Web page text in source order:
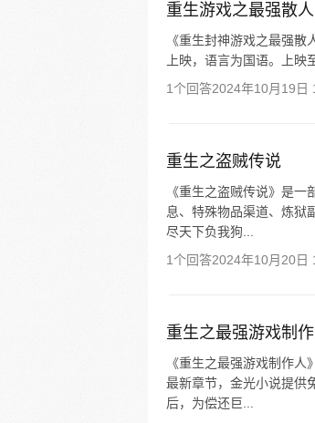
重生游戏之最强散人
《重生封神游戏之最强
上映，语言为国语。上映
1个回答2024年10月19日
重生之盗贼传说
《重生之盗贼传说》是
息、特殊物品渠道、炼狱
尽天下负我狗...
1个回答2024年10月20日
重生之最强游戏制
《重生之最强游戏制作
最新章节，金光小说提供
后，为偿还巨...